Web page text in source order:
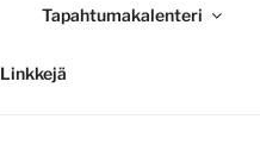
Tapahtumakalenteri
Linkkejä